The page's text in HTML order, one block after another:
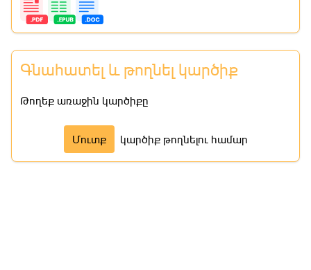
Գնահատել և թողնել կարծիք
Թողեք առաջին կարծիքը
Մուտք կարծիք թողնելու համար